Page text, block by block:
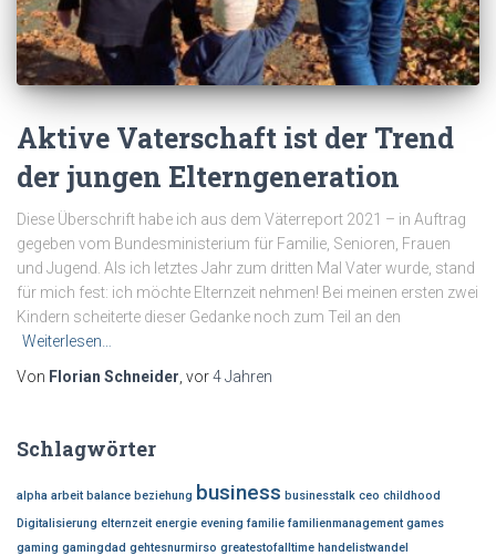
Aktive Vaterschaft ist der Trend
der jungen Elterngeneration
Diese Überschrift habe ich aus dem Väterreport 2021 – in Auftrag
gegeben vom Bundesministerium für Familie, Senioren, Frauen
und Jugend. Als ich letztes Jahr zum dritten Mal Vater wurde, stand
für mich fest: ich möchte Elternzeit nehmen! Bei meinen ersten zwei
Kindern scheiterte dieser Gedanke noch zum Teil an den
Weiterlesen…
Von Florian Schneider , vor4 Jahren
Schlagwörter
alpha arbeit balance beziehung business businesstalk ceo childhood
Digitalisierung elternzeit energie evening familie familienmanagement games
gaming gamingdad gehtesnurmirso greatestofalltime handelistwandel